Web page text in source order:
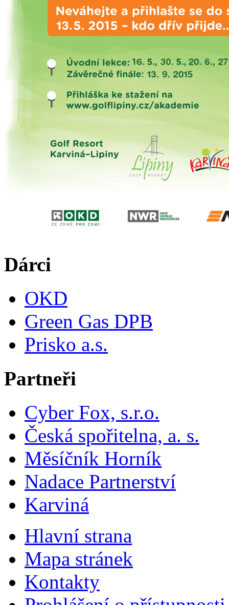
Dárci
OKD
Green Gas DPB
Prisko a.s.
Partneři
Cyber Fox, s.r.o.
Česká spořitelna, a. s.
Měsíčník Horník
Nadace Partnerství
Karviná
Hlavní strana
Mapa stránek
Kontakty